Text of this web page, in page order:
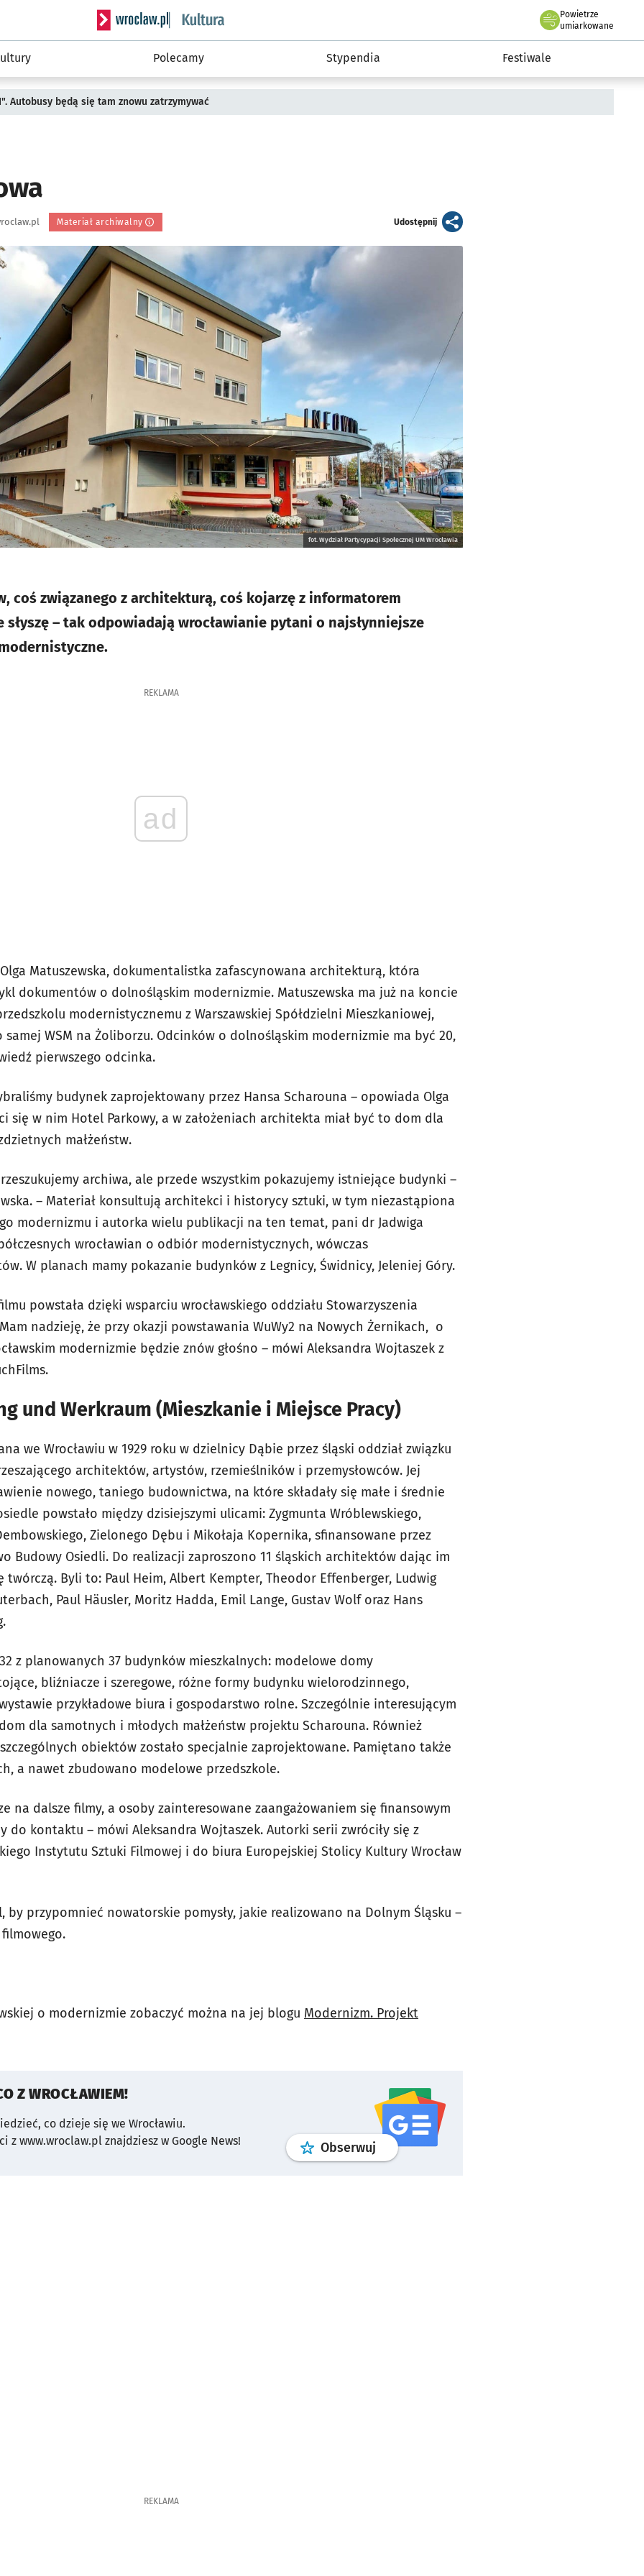
Serwis informacyjny wroclaw.pl podserwis: Kultura
Powietrze
we Wrocławiu
umiarkowane
Polecamy Stypendia Festiwale
Autobusy będą się tam znowu zatrzymywać
Materiał archiwalny Udostępnijartykuł
fot. Wydział Partycypacji Społecznej UM Wrocławia
coś związanego z architekturą, coś kojarzę z informatorem
– tak odpowiadają wrocławianie pytani o najsłynniejsze
REKLAMA
ad
Matuszewska, dokumentalistka zafascynowana architekturą, która
dokumentów o dolnośląskim modernizmie. Matuszewska ma już na koncie
modernistycznemu z Warszawskiej Spółdzielni Mieszkaniowej,
samej WSM na Żoliborzu. Odcinków o dolnośląskim modernizmie ma być 20,
pierwszego odcinka.
budynek zaprojektowany przez Hansa Scharouna – opowiada Olga
się w nim Hotel Parkowy, a w założeniach architekta miał być to dom dla
małżeństw.
archiwa, ale przede wszystkim pokazujemy istniejące budynki –
– Materiał konsultują architekci i historycy sztuki, w tym niezastąpiona
modernizmu i autorka wielu publikacji na ten temat, pani dr Jadwiga
wrocławian o odbiór modernistycznych, wówczas
W planach mamy pokazanie budynków z Legnicy, Świdnicy, Jeleniej Góry.
powstała dzięki wsparciu wrocławskiego oddziału Stowarzyszenia
nadzieję, że przy okazji powstawania WuWy2 na Nowych Żernikach, o
modernizmie będzie znów głośno – mówi Aleksandra Wojtaszek z
und Werkraum (Mieszkanie i Miejsce Pracy)
we Wrocławiu w 1929 roku w dzielnicy Dąbie przez śląski oddział związku
architektów, artystów, rzemieślników i przemysłowców. Jej
nowego, taniego budownictwa, na które składały się małe i średnie
powstało między dzisiejszymi ulicami: Zygmunta Wróblewskiego,
Zielonego Dębu i Mikołaja Kopernika, sfinansowane przez
Budowy Osiedli. Do realizacji zaproszono 11 śląskich architektów dając im
twórczą. Byli to: Paul Heim, Albert Kempter, Theodor Effenberger, Ludwig
Paul Häusler, Moritz Hadda, Emil Lange, Gustav Wolf oraz Hans
z planowanych 37 budynków mieszkalnych: modelowe domy
bliźniacze i szeregowe, różne formy budynku wielorodzinnego,
przykładowe biura i gospodarstwo rolne. Szczególnie interesującym
dla samotnych i młodych małżeństw projektu Scharouna. Również
obiektów zostało specjalnie zaprojektowane. Pamiętano także
a nawet zbudowano modelowe przedszkole.
na dalsze filmy, a osoby zainteresowane zaangażowaniem się finansowym
do kontaktu – mówi Aleksandra Wojtaszek. Autorki serii zwróciły się z
Instytutu Sztuki Filmowej i do biura Europejskiej Stolicy Kultury Wrocław
by przypomnieć nowatorskie pomysły, jakie realizowano na Dolnym Śląsku –
o modernizmie zobaczyć można na jej blogu Modernizm. Projekt
Z WROCŁAWIEM!
co dzieje się we Wrocławiu.
z www.wroclaw.pl znajdziesz w Google News!
Obserwuj profilgoogle news
REKLAMA